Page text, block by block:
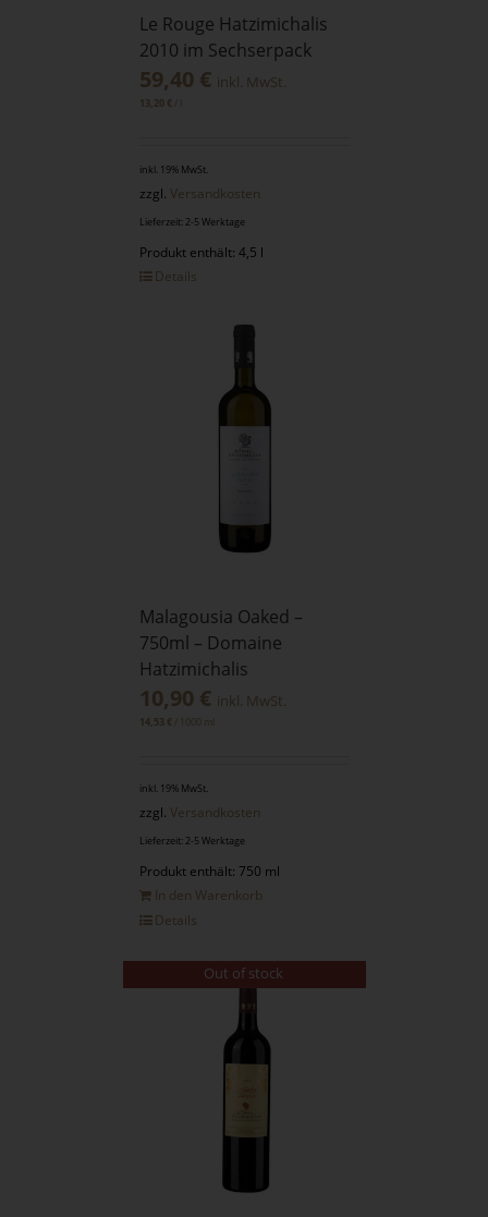
Le Rouge Hatzimichalis
2010 im Sechserpack
59,40 € inkl. MwSt.
13,20 €/
inkl. 19% MwSt.
zzgl. Versandkosten
Lieferzeit: 2-5 Werktage
Produkt enthält: 4,5 l
Details
Malagousia Oaked –
750ml – Domaine
Hatzimichalis
10,90 € inkl. MwSt.
14,53 €/ 1000
inkl. 19% MwSt.
zzgl. Versandkosten
Lieferzeit: 2-5 Werktage
Produkt enthält: 750 ml
In den Warenkorb
Details
Out of stock